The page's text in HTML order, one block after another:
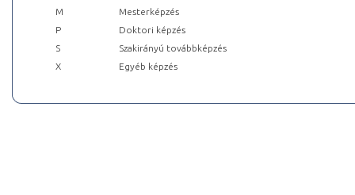
M
Mesterképzés
P
Doktori képzés
S
Szakirányú továbbképzés
X
Egyéb képzés